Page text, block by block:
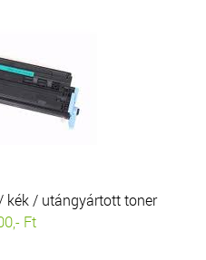
kék / utángyártott toner
Ft